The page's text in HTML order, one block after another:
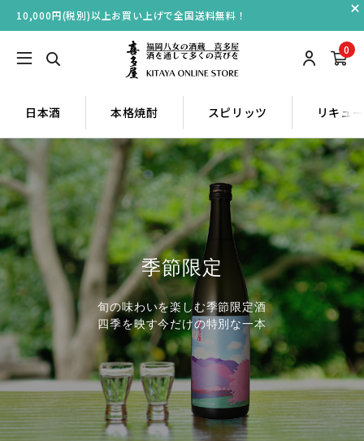
10,000円(税別)以上お買い上げで全国送料無料！
0
日本酒 本格焼酎 スピリッツ リキュ
季節限定
旬の味わいを楽しむ季節限定酒
四季を映す今だけの特別な一本